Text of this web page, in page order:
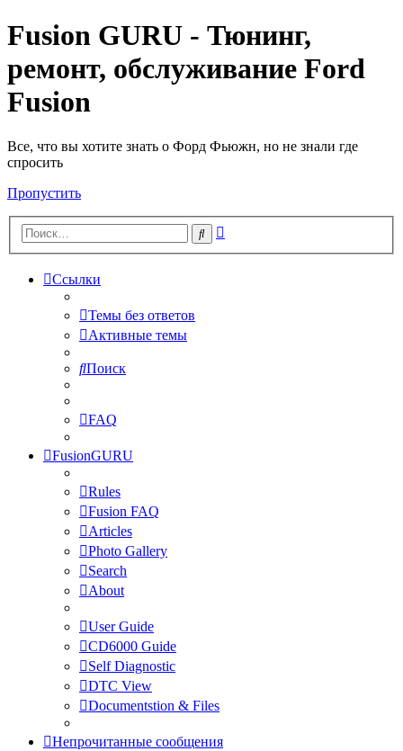
Fusion GURU - Тюнинг,
ремонт, обслуживание Ford
Fusion
Все, что вы хотите знать о Форд Фьюжн, но не знали где
спросить
Пропустить
Поиск
Ссылки
Темы без ответов
Активные темы
Поиск
FAQ
FusionGURU
Rules
Fusion FAQ
Articles
Photo Gallery
Search
About
User Guide
CD6000 Guide
Self Diagnostic
DTC View
Documentstion & Files
Непрочитанные сообщения